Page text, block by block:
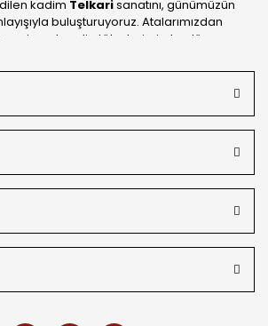
kadim Telkarisanatını, günümüzün
buluşturuyoruz. Atalarımızdan
bu mirası; kendi atölyelerimizde, dünya
yansıtan geleneksel işlemeleri, her
özel siparişlerini benzersiz bir titizlikle
geçmişimizi geleceğin takı modasına
güvenle taşıyoruz.